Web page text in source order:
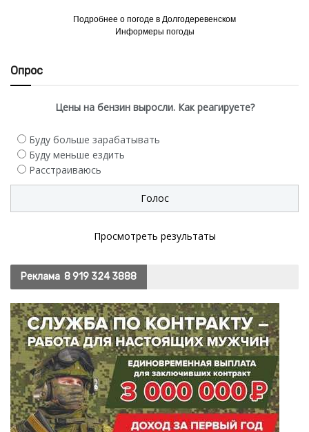
Подробнее о погоде в Долгодеревенском
Информеры погоды
Опрос
Цены на бензин выросли. Как реагируете?
Буду больше зарабатывать
Буду меньше ездить
Расстраиваюсь
Просмотреть результаты
Реклама 8 919 324 3888